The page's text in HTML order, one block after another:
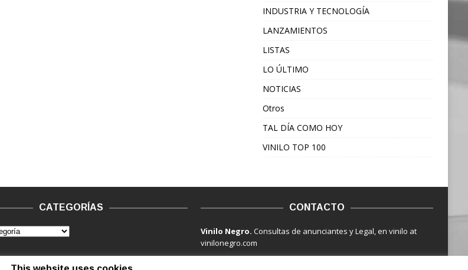
INDUSTRIA Y TECNOLOGÍA
LANZAMIENTOS
LISTAS
LO ÚLTIMO
NOTICIAS
Otros
TAL DÍA COMO HOY
VINILO TOP 100
CATEGORÍAS CONTACTO
Vinilo Negro.Consultas de anunciantes y Legal, en vinilo at
vinilonegro.com